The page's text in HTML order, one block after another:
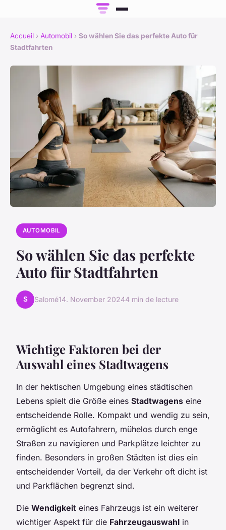
Accueil › Automobil › So wählen Sie das perfekte Auto für
Stadtfahrten
AUTOMOBIL
So wählen Sie das perfekte
Auto für Stadtfahrten
S Salomé14. November 20244 min de lecture
Wichtige Faktoren bei der
Auswahl eines Stadtwagens
In der hektischen Umgebung eines städtischen
Lebens spielt die Größe eines Stadtwagens eine
entscheidende Rolle. Kompakt und wendig zu sein,
ermöglicht es Autofahrern, mühelos durch enge
Straßen zu navigieren und Parkplätze leichter zu
finden. Besonders in großen Städten ist dies ein
entscheidender Vorteil, da der Verkehr oft dicht ist
und Parkflächen begrenzt sind.
Die Wendigkeit eines Fahrzeugs ist ein weiterer
wichtiger Aspekt für die Fahrzeugauswahl in